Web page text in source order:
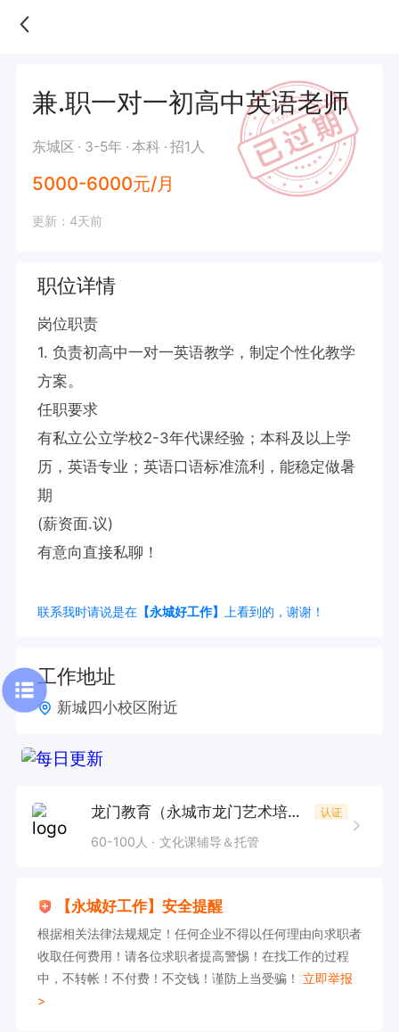
兼.职一对一初高中英语老师
东城区 3-5年 本科 招1人
5000-6000元/月
更新：4天前
职位详情
岗位职责
1. 负责初高中一对一英语教学，制定个性化教学
方案。
任职要求
有私立公立学校2-3年代课经验；本科及以上学
历，英语专业；英语口语标准流利，能稳定做暑
期
(薪资面.议)
有意向直接私聊！
联系我时请说是在【永城好工作】 上看到的，谢谢！
工作地址
新城四小校区附近
龙门教育（永城市龙门艺术培训有限公司) 认证
60-100人 文化课辅导＆托管
【永城好工作】安全提醒
根据相关法律法规规定！任何企业不得以任何理由向求职者
收取任何费用！请各位求职者提高警惕！在找工作的过程
中，不转帐！不付费！不交钱！谨防上当受骗！ 立即举报
>